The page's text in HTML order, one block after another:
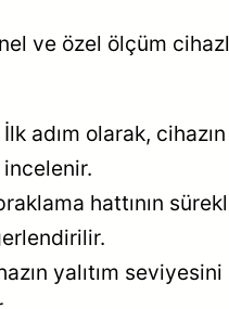
ve özel ölçüm
İlk adım olarak,
incelenir.
hattının
yalıtım